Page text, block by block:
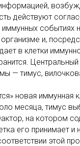
действуют
событиях
и,
в клетки
— тимус,
новая иммунная
месяца, тимус
на котором
его принимает и
этой